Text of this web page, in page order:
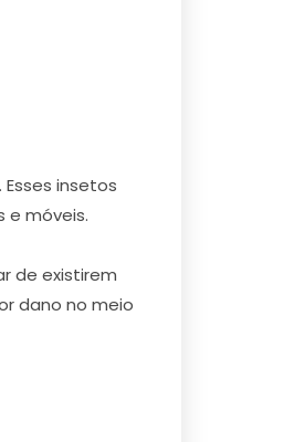
insetos
e móveis.
de existirem
dano no meio